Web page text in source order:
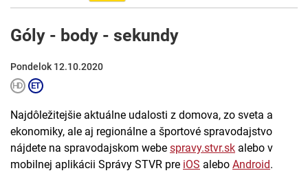
Góly - body - sekundy
Pondelok 12.10.2020
Najdôležitejšie aktuálne udalosti z domova, zo sveta a
ekonomiky, ale aj regionálne a športové spravodajstvo
nájdete na spravodajskom webe spravy.stvr.sk alebo v
mobilnej aplikácii Správy STVR pre iOS alebo Android.